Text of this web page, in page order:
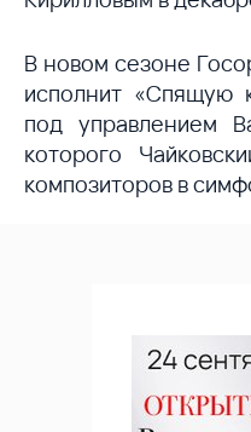
В новом сезоне
исполнит «Спящую
под управлением
которого
композиторов в